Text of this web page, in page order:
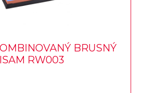
BRUSNÝ
RW003